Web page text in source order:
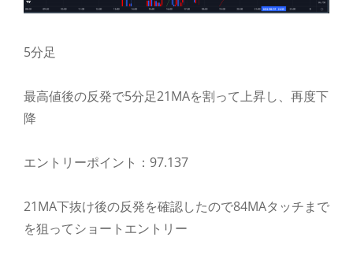
5分足
最高値後の反発で5分足21MAを割って上昇し、再度下
降
エントリーポイント：97.137
21MA下抜け後の反発を確認したので84MAタッチまで
を狙ってショートエントリー